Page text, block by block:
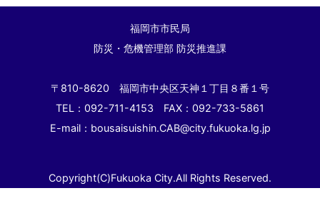
福岡市市民局
防災・危機管理部 防災推進課
〒810-8620 福岡市中央区天神１丁目８番１号
TEL：092-711-4153 FAX：092-733-5861
E-mail：bousaisuishin.CAB@city.fukuoka.lg.jp
Copyright(C)Fukuoka City.All Rights Reserved.